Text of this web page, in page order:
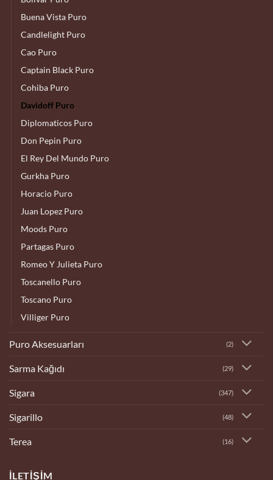
Buena Vista Puro
Candlelight Puro
Cao Puro
Captain Black Puro
Cohiba Puro
Davidoff Puro
Diplomaticos Puro
Don Pepin Puro
El Rey Del Mundo Puro
Gurkha Puro
Horacio Puro
Juan Lopez Puro
Moods Puro
Partagas Puro
Romeo Y Julieta Puro
Toscanello Puro
Toscano Puro
Villiger Puro
Puro Aksesuarları (2)
Sarma Kağıdı (29)
Sigara (347)
Sigarillo (48)
Terea (16)
İLETIŞIM